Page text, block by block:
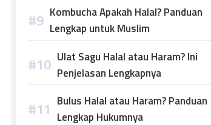
Kombucha Apakah Halal? Panduan
Lengkap untuk Muslim
Ulat Sagu Halal atau Haram? Ini
Penjelasan Lengkapnya
Bulus Halal atau Haram? Panduan
Lengkap Hukumnya